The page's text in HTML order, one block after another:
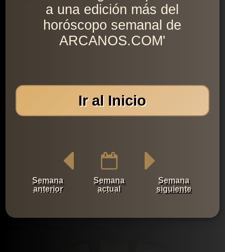
a una edición más del
horóscopo semanal de
ARCANOS.COM'
Ir al Inicio
Semana
anterior
Semana
actual
Semana
siguiente